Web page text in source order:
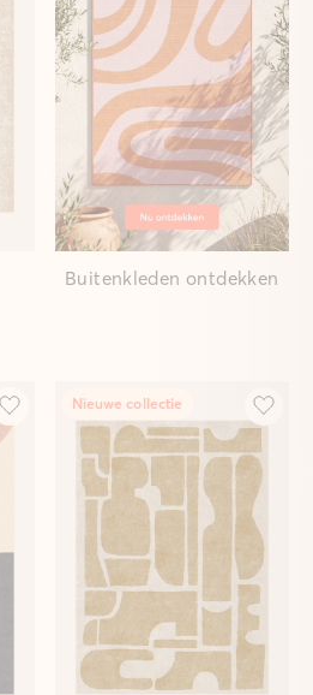
Buitenkleden ontdekken
Nieuwe collectie